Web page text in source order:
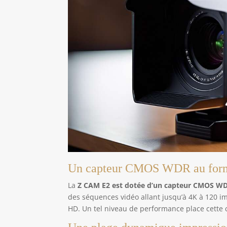
& plus】Avec de
nombreuses interfaces
telles que HDMI et USB,
équipements de
streaming. 【Facile à
utiliser – pour les
débutants et les
professionnels】
L'interface conviviale et
la possibilité de contrôle
à distance rendent le Z
CAM E2N idéal pour les
débutants, tandis que les
professionnels
apprécient les
fonctionnalités avancées
de production créative.
Un capteur CMOS WDR au
LaZ CAM E2 est dotée d’un capteur CMOS
des séquences vidéo allant jusqu’à 4K à 120
HD. Un tel niveau de performance place